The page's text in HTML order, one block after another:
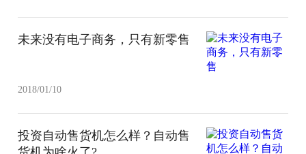
未来没有电子商务，只有新零售
2018/01/10
投资自动售货机怎么样？自动售